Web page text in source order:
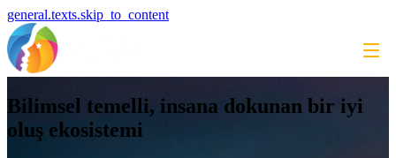
general.texts.skip_to_content
Bilimsel temelli, insana dokunan bir iyi
oluş ekosistemi